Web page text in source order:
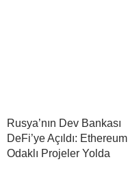
Rusya’nın Dev Bankası
DeFi’ye Açıldı: Ethereum
Odaklı Projeler Yolda